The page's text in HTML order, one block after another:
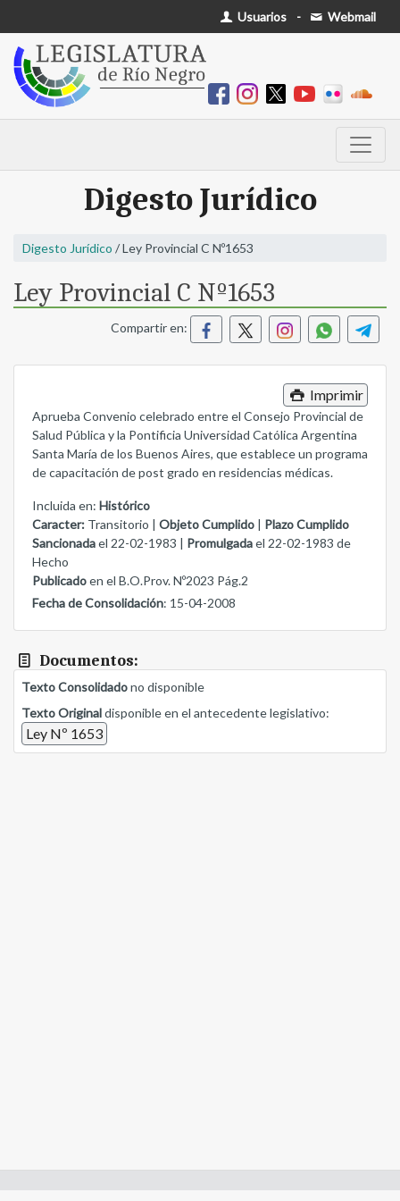
Usuarios - Webmail
Digesto Jurídico
Digesto Jurídico / Ley Provincial C Nº1653
Ley Provincial C Nº1653
Compartir en:
Imprimir
Aprueba Convenio celebrado entre el Consejo Provincial de
Salud Pública y la Pontificia Universidad Católica Argentina
Santa María de los Buenos Aires, que establece un programa
de capacitación de post grado en residencias médicas.
Incluida en: Histórico
Caracter: Transitorio | Objeto Cumplido
Plazo Cumplido
Sancionadael 22-02-1983 | Promulgadael 22-02-1983 de
Hecho
Publicadoen el B.O.Prov. Nº2023 Pág.2
Fecha de Consolidación: 15-04-2008
Documentos:
Texto Consolidadono disponible
Texto Originaldisponible en el antecedente legislativo:
Ley Nº 1653